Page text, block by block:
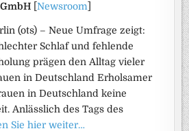
[Newsroom
(ots) – Neue Umfrage zeigt:
Schlaf und fehlende
prägen den Alltag vieler
in Deutschland Erholsamer
in Deutschland keine
Anlässlich des Tags des
Sie hier weiter…